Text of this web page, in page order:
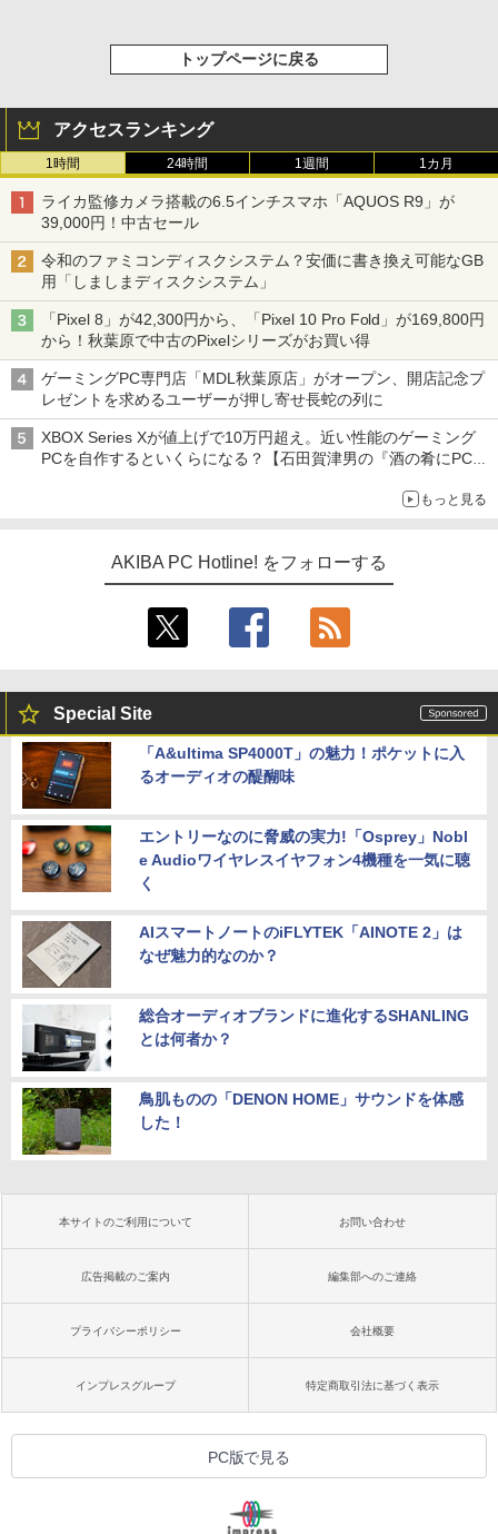
トップページに戻る
アクセスランキング
1時間 24時間 1週間 1カ月
ライカ監修カメラ搭載の6.5インチスマホ「AQUOS R9」が
39,000円！中古セール
令和のファミコンディスクシステム？安価に書き換え可能なGB
用「しましまディスクシステム」
「Pixel 8」が42,300円から、「Pixel 10 Pro Fold」が169,800円
から！秋葉原で中古のPixelシリーズがお買い得
ゲーミングPC専門店「MDL秋葉原店」がオープン、開店記念プ
レゼントを求めるユーザーが押し寄せ長蛇の列に
XBOX Series Xが値上げで10万円超え。近い性能のゲーミング
PCを自作するといくらになる？【石田賀津男の『酒の肴にPCゲ
もっと見る
AKIBA PC Hotline! をフォローする
Special Site
「A&ultima SP4000T」の魅力！ポケットに入
るオーディオの醍醐味
エントリーなのに脅威の実力!「Osprey」Nobl
e Audioワイヤレスイヤフォン4機種を一気に聴
く
AIスマートノートのiFLYTEK「AINOTE 2」は
なぜ魅力的なのか？
総合オーディオブランドに進化するSHANLING
とは何者か？
鳥肌ものの「DENON HOME」サウンドを体感
した！
本サイトのご利用について お問い合わせ
広告掲載のご案内 編集部へのご連絡
プライバシーポリシー 会社概要
インプレスグループ 特定商取引法に基づく表示
PC版で見る